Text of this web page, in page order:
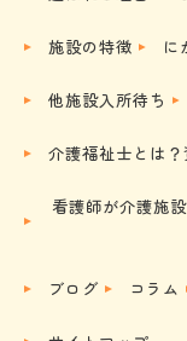
施設の特徴 に
他施設入所待ち
介護福祉士とは？
看護師が介護施
ブログ コラム